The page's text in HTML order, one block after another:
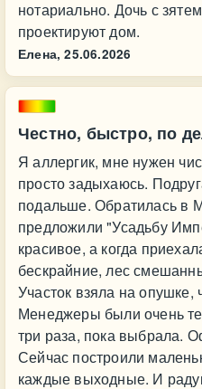
нотариально. Дочь с
проектируют дом.
Елена, 25.06.2026
Честно, быстро, по
Я аллергик, мне нужен
просто задыхаюсь.
подальше. Обратилась в
предложили "Усадьбу
красивое, а когда
бескрайние, лес
Участок взяла на
Менеджеры были очень
три раза, пока выбрала.
Сейчас построили
каждые выходные. И